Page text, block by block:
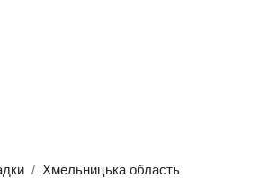
Хмельницька область